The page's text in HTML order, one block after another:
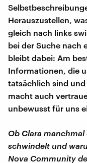
Herauszustellen,
gleich nach links
bei der Suche nach
bleibt dabei: Am
Informationen, die
tatsächlich sind
macht auch
unbewusst für uns
Ob Clara
schwindelt und
Nova Community